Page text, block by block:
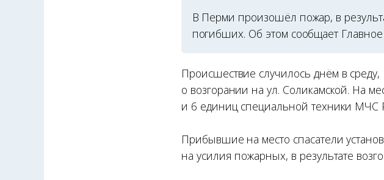
В Перми произошёл пожар, в
погибших. Об этом сообщает
Происшествие случилось днём в
о возгорании на ул. Соликамской. На
и 6 единиц специальной техники МЧС
Прибывшие на место спасатели
на усилия пожарных, в результате